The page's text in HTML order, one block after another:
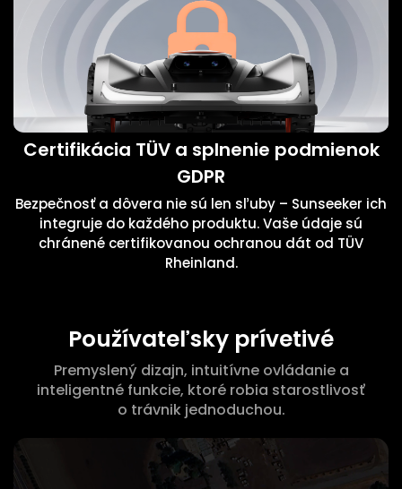
Certifikácia TÜV a splnenie podmienok
GDPR
Bezpečnosť a dôvera nie sú len sľuby – Sunseeker ich
integruje do každého produktu. Vaše údaje sú
chránené certifikovanou ochranou dát od TÜV
Rheinland.
Používateľsky prívetivé
Premyslený dizajn, intuitívne ovládanie a
inteligentné funkcie, ktoré robia starostlivosť
o trávnik jednoduchou.